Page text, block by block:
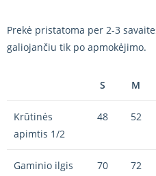
Prekė pristatoma per 2-3
galiojančiu tik po apmokėjimo.
S M
Krūtinės
apimtis 1/2
48 52
Gaminio ilgis 70 72